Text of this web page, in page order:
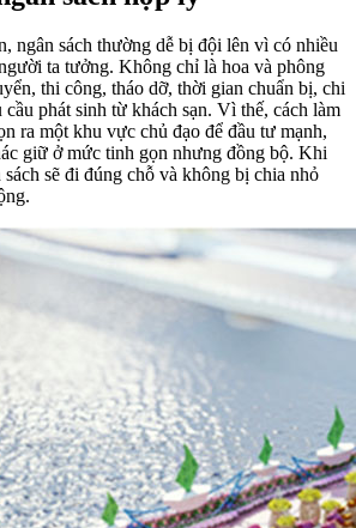
ngân sách thường dễ bị đội lên vì có nhiều
ta tưởng. Không chỉ là hoa và phông
thi công, tháo dỡ, thời gian chuẩn bị, chi
cầu phát sinh từ khách sạn. Vì thế, cách làm
ra một khu vực chủ đạo để đầu tư mạnh,
giữ ở mức tinh gọn nhưng đồng bộ. Khi
sẽ đi đúng chỗ và không bị chia nhỏ